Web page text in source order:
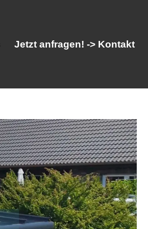
Jetzt anfragen! -> Kontakt